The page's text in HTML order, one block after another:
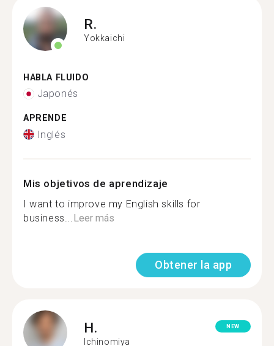
R.
Yokkaichi
HABLA FLUIDO
Japonés
APRENDE
Inglés
Mis objetivos de aprendizaje
I want to improve my English skills for
business... Leer más
Obtener la app
H.
Ichinomiya
NEW